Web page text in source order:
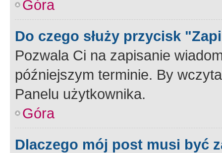
Góra
Do czego służy przycisk
Pozwala Ci na zapisanie
późniejszym terminie. By
Panelu użytkownika.
Góra
Dlaczego mój post musi być